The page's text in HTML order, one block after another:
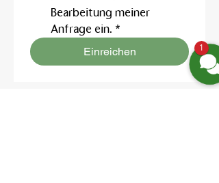
Bearbeitung meiner
Anfrage ein. *
Einreichen 1